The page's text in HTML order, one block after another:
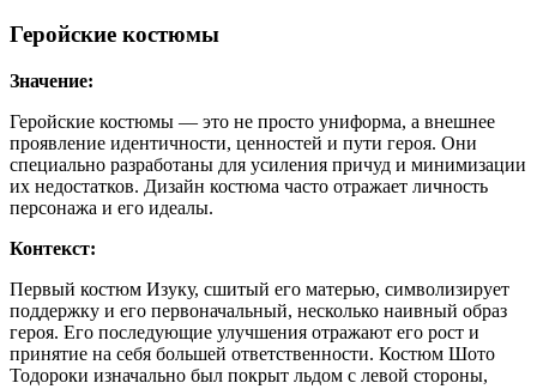
Геройские костюмы
Значение:
Геройские костюмы — это не просто униформа, а внешнее
проявление идентичности, ценностей и пути героя. Они
специально разработаны для усиления причуд и минимизации
их недостатков. Дизайн костюма часто отражает личность
персонажа и его идеалы.
Контекст:
Первый костюм Изуку, сшитый его матерью, символизирует
поддержку и его первоначальный, несколько наивный образ
героя. Его последующие улучшения отражают его рост и
принятие на себя большей ответственности. Костюм Шото
Тодороки изначально был покрыт льдом с левой стороны,